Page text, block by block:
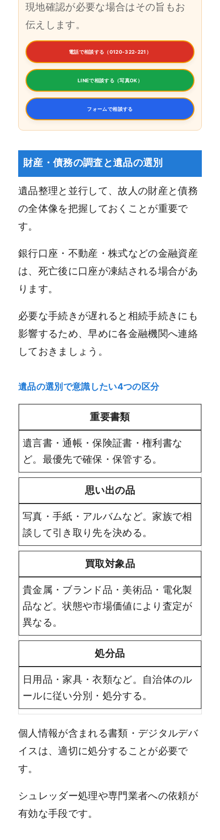
現地確認が必要な場合はその旨もお
伝えします。
電話で相談する（0120-322-221）
LINEで相談する（写真OK）
フォームで相談する
財産・債務の調査と遺品の選別
遺品整理と並行して、故人の財産と債務
の全体像を把握しておくことが重要で
す。
銀行口座・不動産・株式などの金融資産
は、死亡後に口座が凍結される場合があ
ります。
必要な手続きが遅れると相続手続きにも
影響するため、早めに各金融機関へ連絡
しておきましょう。
遺品の選別で意識したい4つの区分
重要書類
遺言書・通帳・保険証書・権利書な
ど。最優先で確保・保管する。
思い出の品
写真・手紙・アルバムなど。家族で相
談して引き取り先を決める。
買取対象品
貴金属・ブランド品・美術品・電化製
品など。状態や市場価値により査定が
異なる。
処分品
日用品・家具・衣類など。自治体のル
ールに従い分別・処分する。
個人情報が含まれる書類・デジタルデバ
イスは、適切に処分することが必要で
す。
シュレッダー処理や専門業者への依頼が
有効な手段です。